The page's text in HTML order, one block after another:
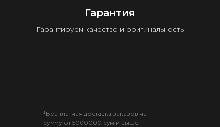
Гарантия
Гарантируем качество и оригинальность
¹Бесплатная доставка заказов на
сумму от 5000000 сум и выше.